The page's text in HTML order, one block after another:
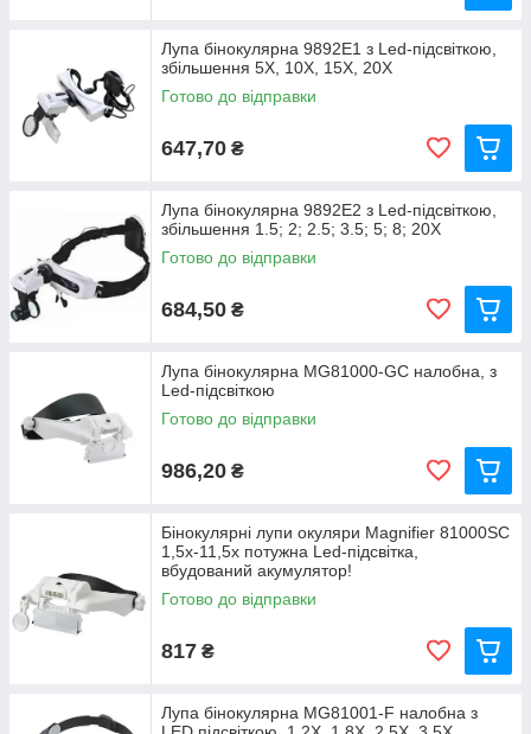
Лупа бінокулярна 9892Е1 з Led-підсвіткою,
збільшення 5X, 10X, 15X, 20X
Готово до відправки
647,70 ₴
Лупа бінокулярна 9892Е2 з Led-підсвіткою,
збільшення 1.5; 2; 2.5; 3.5; 5; 8; 20X
Готово до відправки
684,50 ₴
Лупа бінокулярна MG81000-GC налобна, з
Led-підсвіткою
Готово до відправки
986,20 ₴
Бінокулярні лупи окуляри Magnifier 81000SC
1,5x-11,5x потужна Led-підсвітка,
вбудований акумулятор!
Готово до відправки
817 ₴
Лупа бінокулярна MG81001-F налобна з